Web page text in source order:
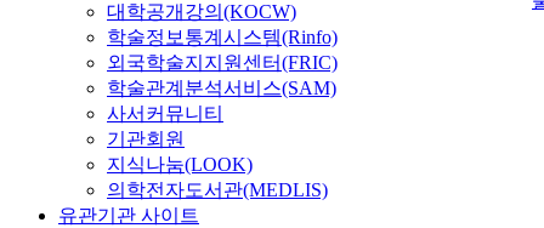
대학공개강의(KOCW)
학술정보통계시스템(Rinfo)
외국학술지지원센터(FRIC)
학술관계분석서비스(SAM)
사서커뮤니티
기관회원
지식나눔(LOOK)
의학전자도서관(MEDLIS)
유관기관 사이트